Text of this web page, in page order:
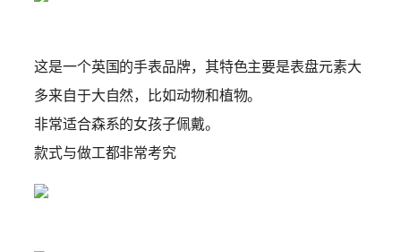
这是一个英国的手表品牌，其特色主要是表盘元素大
多来自于大自然，比如动物和植物。
非常适合森系的女孩子佩戴。
款式与做工都非常考究